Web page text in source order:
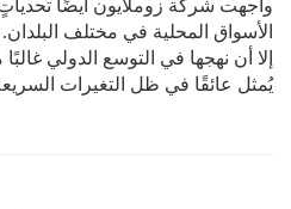
واجهت شركة زوملايون أيضًا
الأسواق المحلية في مختلف
إلا أن نهجها في التوسع الدولي
يُمثل عائقًا في ظل التغيرات